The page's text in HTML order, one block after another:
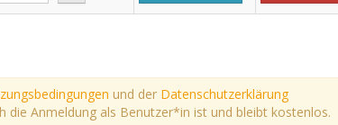
und der Datenschutzerklärung
die Anmeldung als Benutzer*in ist und bleibt kostenlos.